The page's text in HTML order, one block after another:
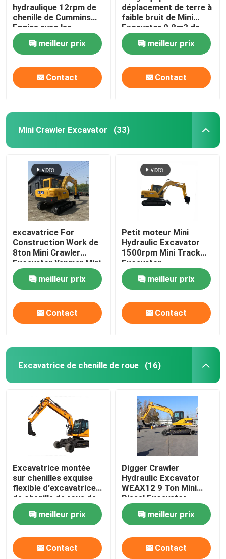
hydraulique 12rpm de
chenille de Cummins
Engine avec les
attachements
facultatifsmeilleur prix
Contact
déplacement de terre à
faible bruit de Mini
Excavator 0.8m3 de
bras
meilleur prix
Contact
Mini Crawler Excavator (33)
excavatrice For
Construction Work de
8ton Mini Crawler
Excavator Yanmar Mini
meilleur prix
Contact
Petit moteur Mini
Hydraulic Excavator
1500rpm Mini Track
Excavator
meilleur prix
Contact
Excavatrice de chenille de roue (16)
Excavatrice montée
sur chenilles exquise
flexible d'excavatrice
de chenille de roue de
12 tonnes
meilleur prix
Contact
Digger Crawler
Hydraulic Excavator
WEAX12 9 Ton Mini
Diesel Excavator
meilleur prix
Contact